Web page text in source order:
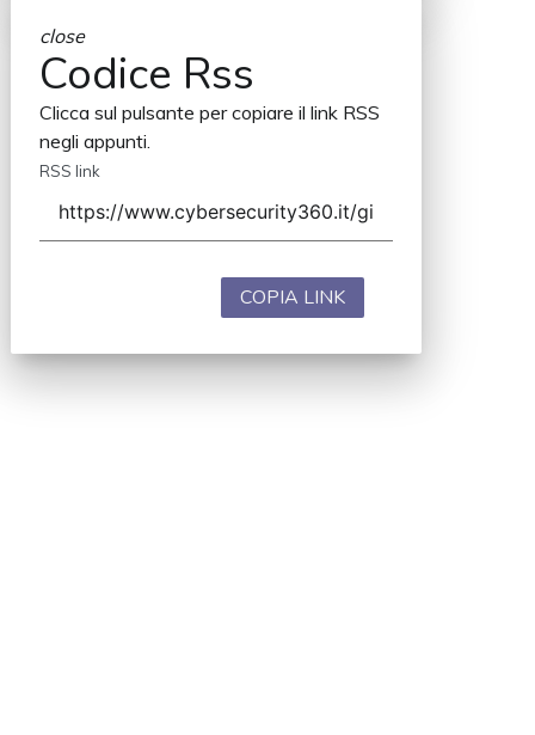
close
Codice Rss
Clicca sul pulsante per copiare il link RSS
negli appunti.
RSS link
COPIA LINK